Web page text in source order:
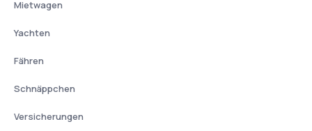
Mietwagen
Yachten
Fähren
Schnäppchen
Versicherungen